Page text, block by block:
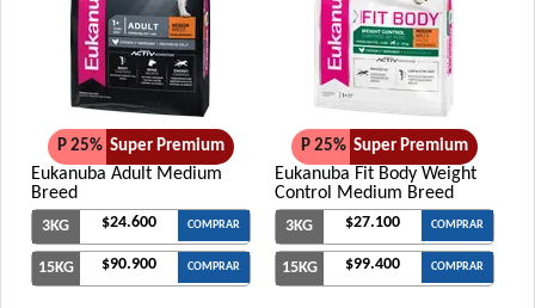
P 25% Super Premium
Eukanuba Adult Medium
Breed
3KG $24.600 COMPRAR
15KG $90.900 COMPRAR
P 25% Super Premium
Eukanuba Fit Body Weight
Control Medium Breed
3KG $27.100 COMPRAR
15KG $99.400 COMPRAR